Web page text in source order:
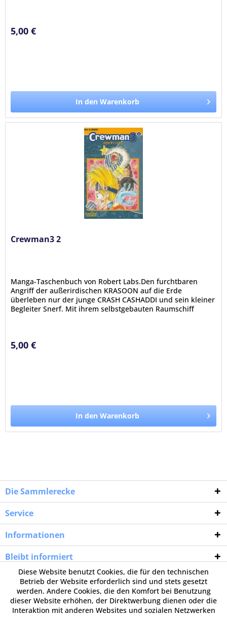
5,00 €
In den Warenkorb
Crewman3 2
Manga-Taschenbuch von Robert Labs.Den furchtbaren
Angriff der außerirdischen KRASOON auf die Erde
überleben nur der junge CRASH CASHADDI und sein kleiner
Begleiter Snerf. Mit ihrem selbstgebauten Raumschiff
5,00 €
In den Warenkorb
Die Sammlerecke
Service
Informationen
Bleibt informiert
Diese Website benutzt Cookies, die für den technischen
Betrieb der Website erforderlich sind und stets gesetzt
werden. Andere Cookies, die den Komfort bei Benutzung
dieser Website erhöhen, der Direktwerbung dienen oder die
Interaktion mit anderen Websites und sozialen Netzwerken